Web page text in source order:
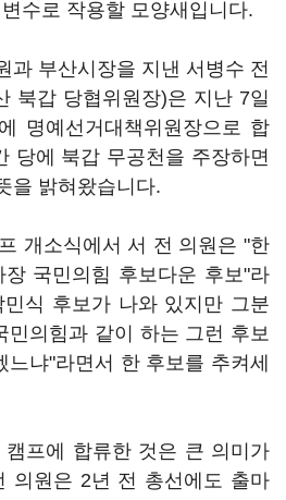
수로 작용할 모양새입니다.
과 부산시장을 지낸 서병수 전
북갑 당협위원장)은 지난 7일
명예선거대책위원장으로 합
당에 북갑 무공천을 주장하면
을 밝혀왔습니다.
개소식에서 서 전 의원은 "한
국민의힘 후보다운 후보"라
식 후보가 나와 있지만 그분
민의힘과 같이 하는 그런 후보
냐"라면서 한 후보를 추켜세
프에 합류한 것은 큰 의미가
의원은 2년 전 총선에도 출마